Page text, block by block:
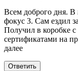
Всем доброго дня. В
фокус 3. Сам ездил
Получил в коробке с
сертификатами на
далее
Ответить